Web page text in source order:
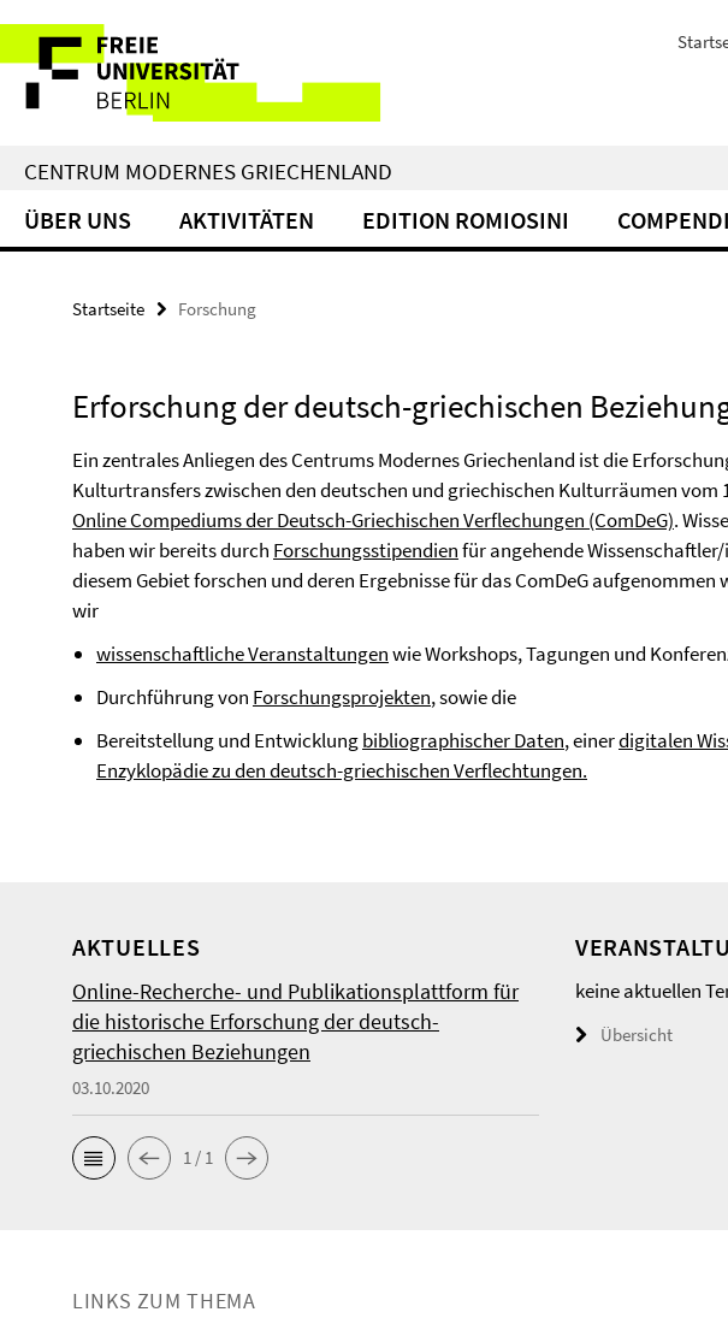
direkt
Inhalt
Service-
Navigation
CENTRUM MODERNES GRIECHENLAND
ÜBER UNS AKTIVITÄTEN EDITION ROMIOSINI
Startseite Forschung
Erforschung der deutsch-griechischen
Ein zentrales Anliegen des Centrums Modernes Griechenland ist die
Kulturtransfers zwischen den deutschen und griechischen Kulturräumen vom
Online Compediums der Deutsch-Griechischen Verflechungen (ComDeG).
haben wir bereits durch Forschungsstipendienfür angehende
diesem Gebiet forschen und deren Ergebnisse für das ComDeG
wir
wissenschaftliche Veranstaltungenwie Workshops, Tagungen und
Durchführung von Forschungsprojekten, sowie die
Bereitstellung und Entwicklungbibliographischer Daten, einerdigitalen
Enzyklopädie zu den deutsch-griechischen Verflechtungen.
AKTUELLES
Online-Recherche- und Publikationsplattform für
die historische Erforschung der deutsch-
griechischen Beziehungen
03.10.2020
1 / 1
keine aktuellen
Übersicht
LINKS ZUM THEMA